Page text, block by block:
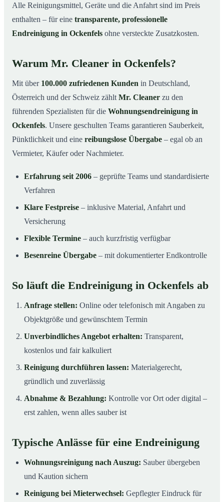
Alle Reinigungsmittel, Geräte und die Anfahrt sind im Preis
enthalten – für eine transparente, professionelle
Endreinigung in Ockenfels ohne versteckte Zusatzkosten.
Warum Mr. Cleaner in Ockenfels?
Mit über 100.000 zufriedenen Kunden in Deutschland,
Österreich und der Schweiz zählt Mr. Cleaner zu den
führenden Spezialisten für die Wohnungsendreinigung in
Ockenfels. Unsere geschulten Teams garantieren Sauberkeit,
Pünktlichkeit und eine reibungslose Übergabe – egal ob an
Vermieter, Käufer oder Nachmieter.
Erfahrung seit 2006 – geprüfte Teams und standardisierte
Verfahren
Klare Festpreise – inklusive Material, Anfahrt und
Versicherung
Flexible Termine – auch kurzfristig verfügbar
Besenreine Übergabe – mit dokumentierter Endkontrolle
So läuft die Endreinigung in Ockenfels ab
Anfrage stellen: Online oder telefonisch mit Angaben zu
Objektgröße und gewünschtem Termin
Unverbindliches Angebot erhalten: Transparent,
kostenlos und fair kalkuliert
Reinigung durchführen lassen: Materialgerecht,
gründlich und zuverlässig
Abnahme & Bezahlung: Kontrolle vor Ort oder digital –
erst zahlen, wenn alles sauber ist
Typische Anlässe für eine Endreinigung
Wohnungsreinigung nach Auszug: Sauber übergeben
und Kaution sichern
Reinigung bei Mieterwechsel: Gepflegter Eindruck für